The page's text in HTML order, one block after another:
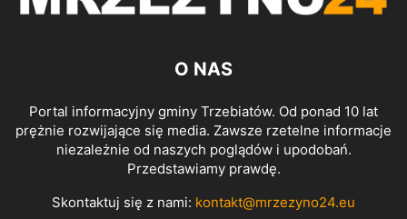
O NAS
Portal informacyjny gminy Trzebiatów. Od ponad 10 lat
prężnie rozwijające się media. Zawsze rzetelne informacje
niezależnie od naszych poglądów i upodobań.
Przedstawiamy prawdę.
Skontaktuj się z nami: kontakt@mrzezyno24.eu